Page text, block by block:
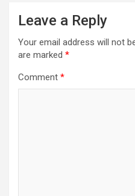
Leave a Reply
Your email address will not
are marked *
Comment *